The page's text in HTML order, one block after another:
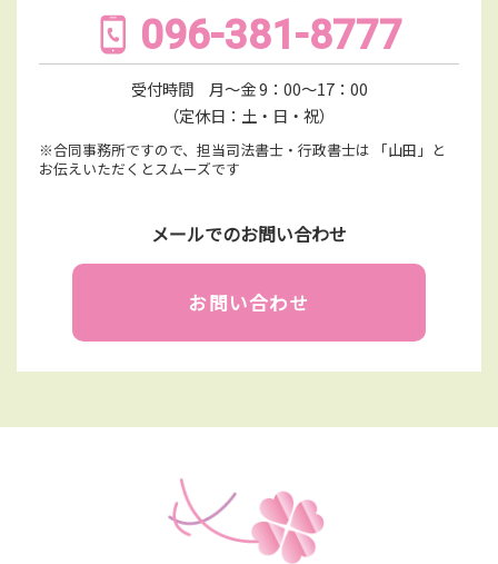
096-381-8777
受付時間 月〜金 9：00〜17：00
（定休日：土・日・祝）
※合同事務所ですので、担当司法書士・行政書士は 「山田」と
お伝えいただくとスムーズです
メールでのお問い合わせ
お問い合わせ